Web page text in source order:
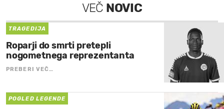
VEČ NOVIC
TRAGEDIJA
Roparji do smrti pretepli
nogometnega reprezentanta
PREBERI VEČ…
POGLED LEGENDE